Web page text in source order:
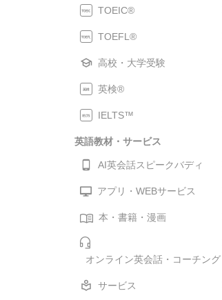
TOEIC®
TOEFL®
高校・大学受験
英検®
IELTS™
英語教材・サービス
AI英会話スピークバディ
アプリ・WEBサービス
本・書籍・漫画
オンライン英会話・コーチング
サービス